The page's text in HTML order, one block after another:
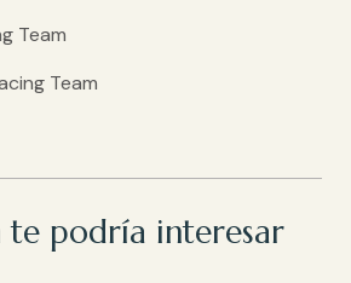
Team
Team
te podría interesar